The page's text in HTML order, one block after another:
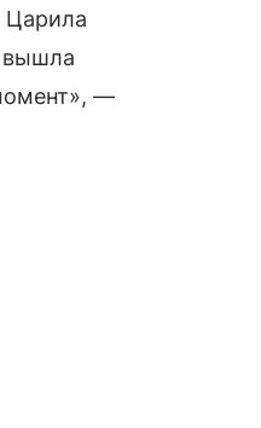
Царила
вышла
—